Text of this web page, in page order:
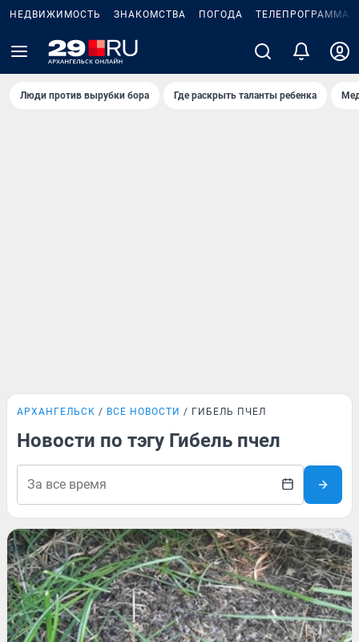
НЕДВИЖИМОСТЬ ЗНАКОМСТВА ПОГОДА ТЕЛЕПРОГРАММА
Люди против вырубки бора Где раскрыть таланты ребенка
АРХАНГЕЛЬСК ВСЕ НОВОСТИ ГИБЕЛЬ ПЧЕЛ
Новости по тэгу Гибель пчел